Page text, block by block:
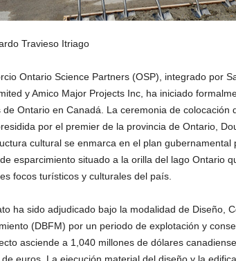
Travieso Itriago
Ontario Science Partners (OSP), integrado por
y Amico Major Projects Inc, ha iniciado
de Ontario en Canadá. La ceremonia de colocación
por el premier de la provincia de Ontario,
cultural se enmarca en el plan gubernamental
esparcimiento situado a la orilla del lago Ontario
focos turísticos y culturales del país.
ha sido adjudicado bajo la modalidad de Diseño,
(DBFM) por un periodo de explotación y
asciende a 1,040 millones de dólares